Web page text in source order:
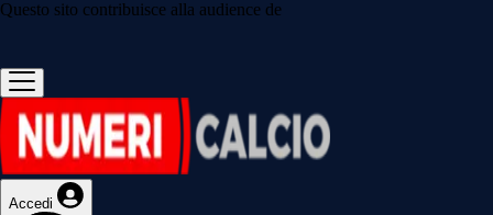
Questo sito contribuisce alla audience de
Accedi